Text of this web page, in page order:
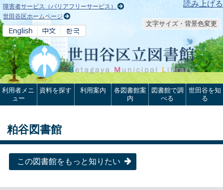
本文へ 読み上げる
障害者サービス（バリアフリーサービス）
世田谷区ホームページ
文字サイズ・背景色変更
利用者メニ
ュー
資料を探す 利用案内
各図書館案
内
図書館で調
べる
世田谷を知
る
粕谷図書館
この図書館をもっと知りたい